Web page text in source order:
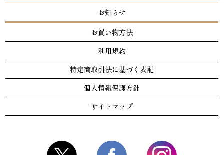
お知らせ
お買い物方法
利用規約
特定商取引法に基づく表記
個人情報保護方針
サイトマップ